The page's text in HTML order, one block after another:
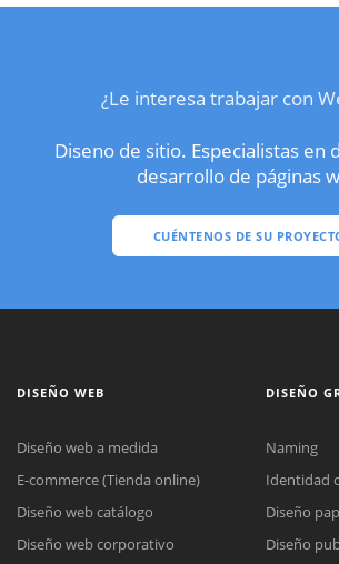
¿Le interesa trabajar con
Diseno de sitio. Especialistas en
desarrollo de páginas
CUÉNTENOS DE SU
DISEÑO WEB
Diseño web a medida
E-commerce (Tienda online)
Diseño web catálogo
Diseño web corporativo
DISEÑO
Naming
Identidad
Diseño
Diseño